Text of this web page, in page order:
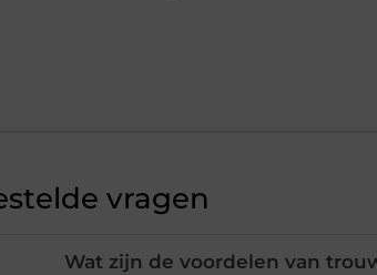
vragen
Wat zijn de voordelen van